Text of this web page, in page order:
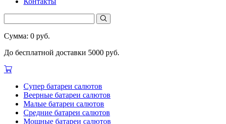
Сумма: 0 руб.
До бесплатной доставки 5000 руб.
Супер батареи салютов
Веерные батареи салютов
Малые батареи салютов
Средние батареи салютов
Мощные батареи салютов